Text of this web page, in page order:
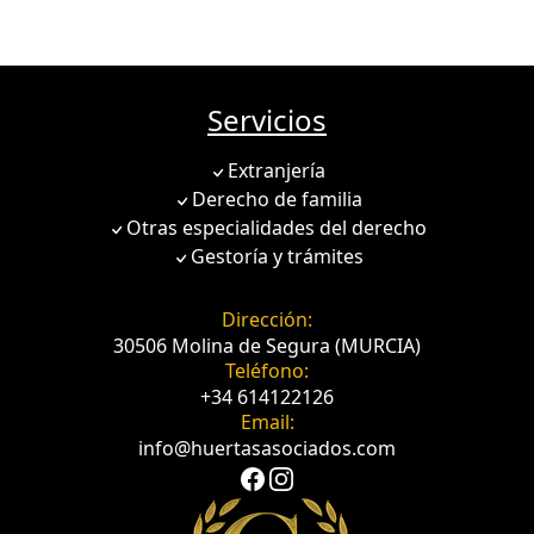
Servicios
Extranjería
Derecho de familia
Otras especialidades del derecho
Gestoría y trámites
Dirección:
30506 Molina de Segura (MURCIA)
Teléfono:
+34 614122126
Email:
info@huertasasociados.com